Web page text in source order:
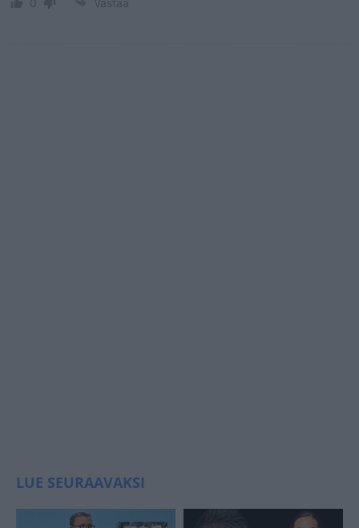
Vastaa
LUE SEURAAVAKSI